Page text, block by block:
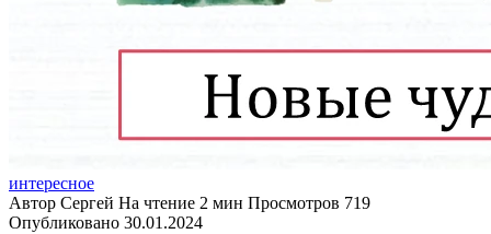
интересное
Автор Сергей На чтение 2 мин Просмотров 719
Опубликовано 30.01.2024